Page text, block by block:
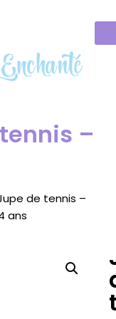
–
de tennis –
ans